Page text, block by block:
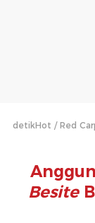
detikHot Red
Besite